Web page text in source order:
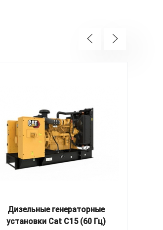
Дизельные генераторные
установки Cat C15 (60 Гц)